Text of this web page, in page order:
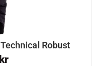
Robust
kr